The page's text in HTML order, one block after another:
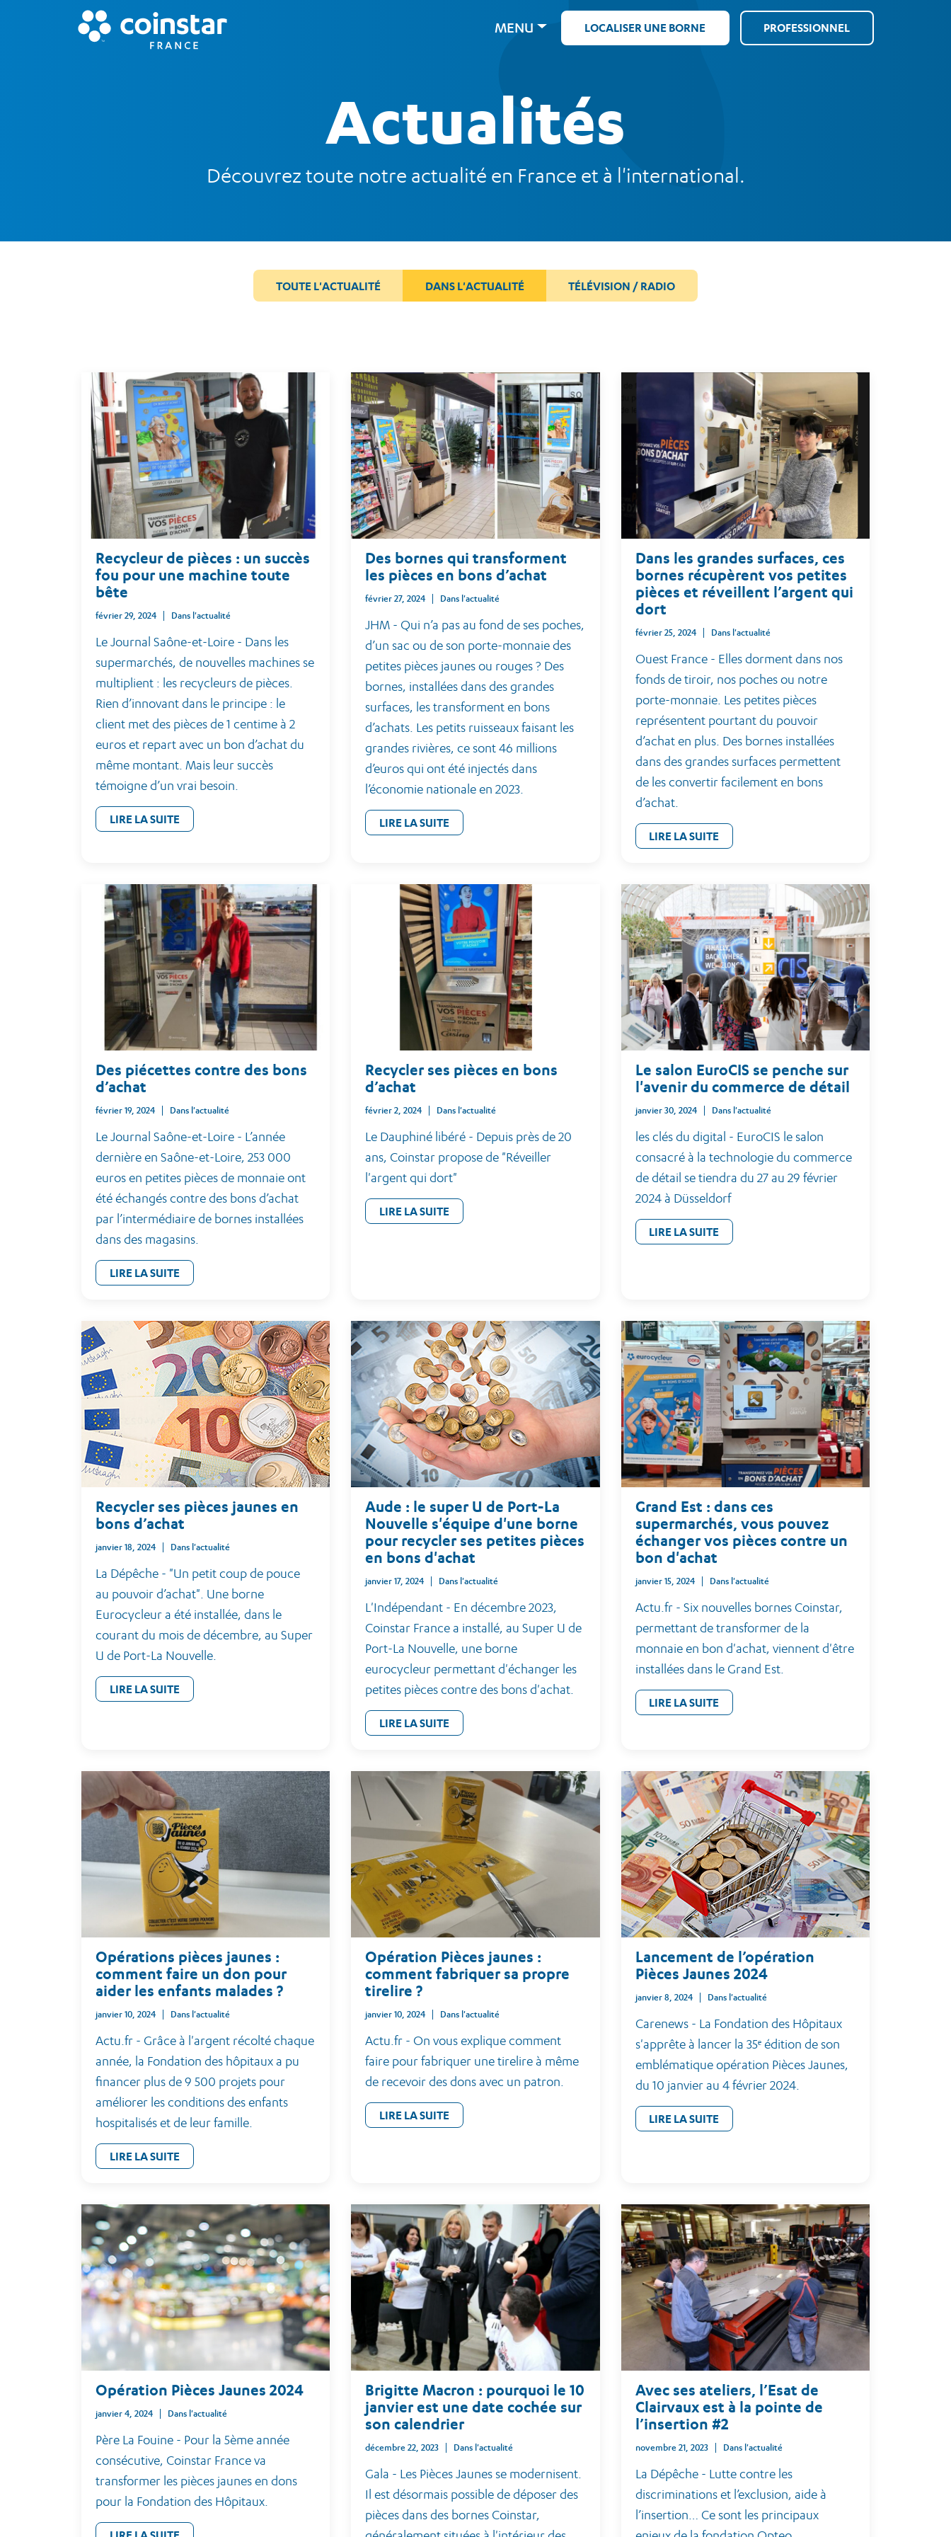
MENU LOCALISER UNE BORNE PROFESSIONNEL
Actualités
Découvrez toute notre actualité en France et à l'international.
TOUTE L'ACTUALITÉ DANS L'ACTUALITÉ TÉLÉVISION / RADIO
Recycleur de pièces : un succès
fou pour une machine toute
bête
février 29, 2024 Dans l'actualité
Le Journal Saône-et-Loire - Dans les
supermarchés, de nouvelles machines se
multiplient : les recycleurs de pièces.
Rien d’innovant dans le principe : le
client met des pièces de 1 centime à 2
euros et repart avec un bon d’achat du
même montant. Mais leur succès
témoigne d’un vrai besoin.
LIRE LA SUITE
Des bornes qui transforment
les pièces en bons d’achat
février 27, 2024 Dans l'actualité
JHM - Qui n’a pas au fond de ses poches,
d’un sac ou de son porte-monnaie des
petites pièces jaunes ou rouges ? Des
bornes, installées dans des grandes
surfaces, les transforment en bons
d’achats. Les petits ruisseaux faisant les
grandes rivières, ce sont 46 millions
d’euros qui ont été injectés dans
l’économie nationale en 2023.
LIRE LA SUITE
Dans les grandes surfaces, ces
bornes récupèrent vos petites
pièces et réveillent l’argent qui
dort
février 25, 2024 Dans l'actualité
Ouest France - Elles dorment dans nos
fonds de tiroir, nos poches ou notre
porte-monnaie. Les petites pièces
représentent pourtant du pouvoir
d’achat en plus. Des bornes installées
dans des grandes surfaces permettent
de les convertir facilement en bons
d’achat.
LIRE LA SUITE
Des piécettes contre des bons
d’achat
février 19, 2024 Dans l'actualité
Le Journal Saône-et-Loire - L’année
dernière en Saône-et-Loire, 253 000
euros en petites pièces de monnaie ont
été échangés contre des bons d’achat
par l’intermédiaire de bornes installées
dans des magasins.
LIRE LA SUITE
Recycler ses pièces en bons
d’achat
février 2, 2024 Dans l'actualité
Le Dauphiné libéré - Depuis près de 20
ans, Coinstar propose de "Réveiller
l'argent qui dort"
LIRE LA SUITE
Le salon EuroCIS se penche sur
l'avenir du commerce de détail
janvier 30, 2024 Dans l'actualité
les clés du digital - EuroCIS le salon
consacré à la technologie du commerce
de détail se tiendra du 27 au 29 février
2024 à Düsseldorf
LIRE LA SUITE
Recycler ses pièces jaunes en
bons d’achat
janvier 18, 2024 Dans l'actualité
La Dépêche - "Un petit coup de pouce
au pouvoir d’achat". Une borne
Eurocycleur a été installée, dans le
courant du mois de décembre, au Super
U de Port-La Nouvelle.
LIRE LA SUITE
Aude : le super U de Port-La
Nouvelle s'équipe d'une borne
pour recycler ses petites pièces
en bons d'achat
janvier 17, 2024 Dans l'actualité
L'Indépendant - En décembre 2023,
Coinstar France a installé, au Super U de
Port-La Nouvelle, une borne
eurocycleur permettant d'échanger les
petites pièces contre des bons d'achat.
LIRE LA SUITE
Grand Est : dans ces
supermarchés, vous pouvez
échanger vos pièces contre un
bon d'achat
janvier 15, 2024 Dans l'actualité
Actu.fr - Six nouvelles bornes Coinstar,
permettant de transformer de la
monnaie en bon d'achat, viennent d'être
installées dans le Grand Est.
LIRE LA SUITE
Opérations pièces jaunes :
comment faire un don pour
aider les enfants malades ?
janvier 10, 2024 Dans l'actualité
Actu.fr - Grâce à l'argent récolté chaque
année, la Fondation des hôpitaux a pu
financer plus de 9 500 projets pour
améliorer les conditions des enfants
hospitalisés et de leur famille.
LIRE LA SUITE
Opération Pièces jaunes :
comment fabriquer sa propre
tirelire ?
janvier 10, 2024 Dans l'actualité
Actu.fr - On vous explique comment
faire pour fabriquer une tirelire à même
de recevoir des dons avec un patron.
LIRE LA SUITE
Lancement de l’opération
Pièces Jaunes 2024
janvier 8, 2024 Dans l'actualité
Carenews - La Fondation des Hôpitaux
s'apprête à lancer la 35ᵉ édition de son
emblématique opération Pièces Jaunes,
du 10 janvier au 4 février 2024.
LIRE LA SUITE
Opération Pièces Jaunes 2024
janvier 4, 2024 Dans l'actualité
Père La Fouine - Pour la 5ème année
consécutive, Coinstar France va
transformer les pièces jaunes en dons
pour la Fondation des Hôpitaux.
Brigitte Macron : pourquoi le 10
janvier est une date cochée sur
son calendrier
décembre 22, 2023 Dans l'actualité
Gala - Les Pièces Jaunes se modernisent.
Il est désormais possible de déposer des
pièces dans des bornes Coinstar,
Avec ses ateliers, l’Esat de
Clairvaux est à la pointe de
l’insertion #2
novembre 21, 2023 Dans l'actualité
La Dépêche - Lutte contre les
discriminations et l’exclusion, aide à
l’insertion… Ce sont les principaux